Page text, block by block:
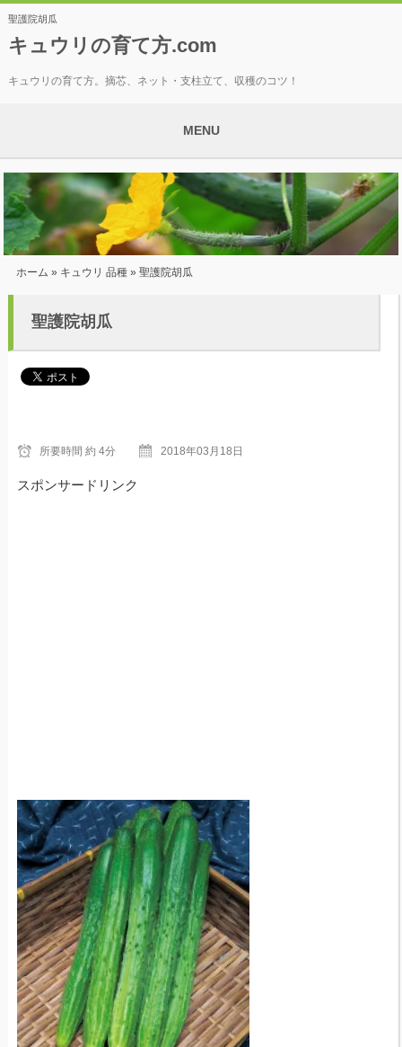
聖護院胡瓜
キュウリの育て方.com
キュウリの育て方。摘芯、ネット・支柱立て、収穫のコツ！
MENU
ホーム » キュウリ 品種» 聖護院胡瓜
聖護院胡瓜
所要時間 約 4分 2018年03月18日
スポンサードリンク